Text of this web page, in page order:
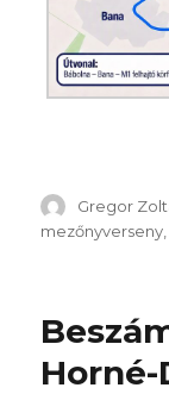
Szerző
Gregor
mezőnyverseny